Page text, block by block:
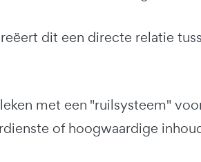
dit een directe relatie
met een "ruilsysteem"
of hoogwaardige